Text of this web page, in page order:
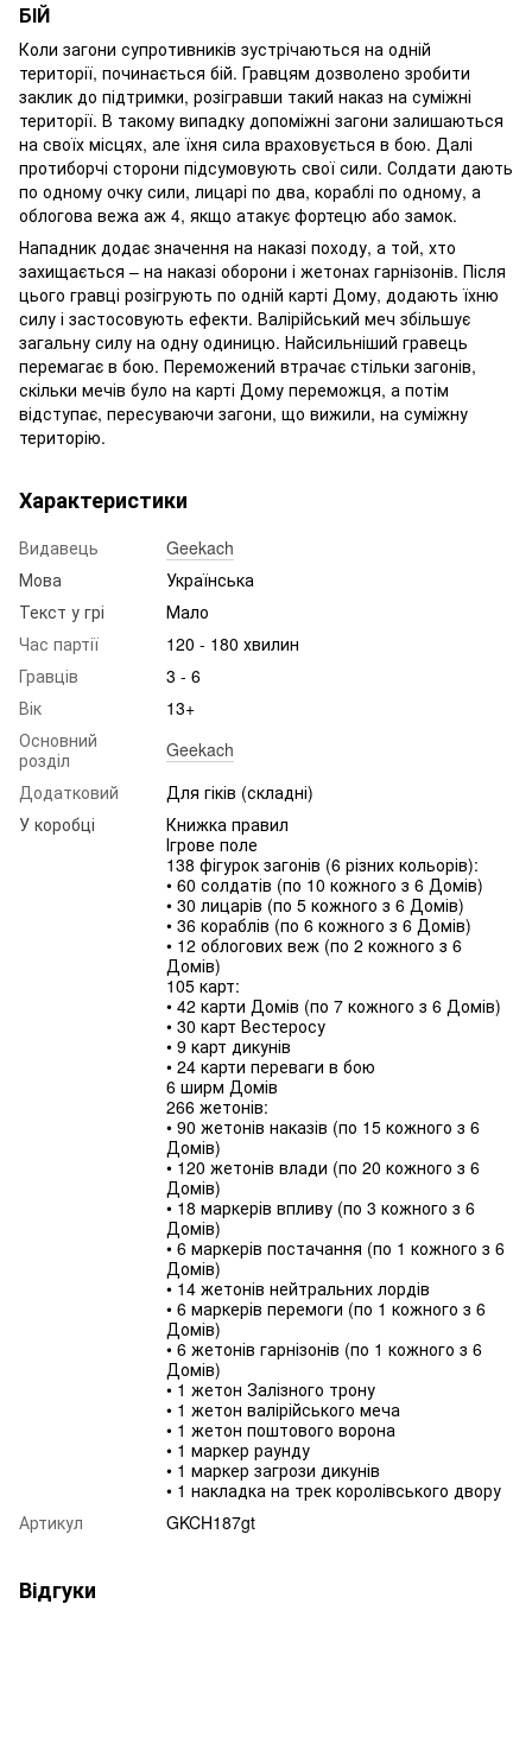
БІЙ
Коли загони супротивників зустрічаються на одній
території, починається бій. Гравцям дозволено зробити
заклик до підтримки, розігравши такий наказ на суміжні
території. В такому випадку допоміжні загони залишаються
на своїх місцях, але їхня сила враховується в бою. Далі
протиборчі сторони підсумовують свої сили. Солдати дають
по одному очку сили, лицарі по два, кораблі по одному, а
облогова вежа аж 4, якщо атакує фортецю або замок.
Нападник додає значення на наказі походу, а той, хто
захищається – на наказі оборони і жетонах гарнізонів. Після
цього гравці розігрують по одній карті Дому, додають їхню
силу і застосовують ефекти. Валірійський меч збільшує
загальну силу на одну одиницю. Найсильніший гравець
перемагає в бою. Переможений втрачає стільки загонів,
скільки мечів було на карті Дому переможця, а потім
відступає, пересуваючи загони, що вижили, на суміжну
територію.
Характеристики
Видавець
Geekach
Мова
Українська
Текст у грі
Мало
Час партії
120 - 180 хвилин
Гравців
3 - 6
Вік
13+
Основний
розділ
Geekach
Додатковий
Для гіків (складні)
У коробці
Книжка правил
Ігрове поле
138 фігурок загонів (6 різних кольорів):
• 60 солдатів (по 10 кожного з 6 Домів)
• 30 лицарів (по 5 кожного з 6 Домів)
• 36 кораблів (по 6 кожного з 6 Домів)
• 12 облогових веж (по 2 кожного з 6
Домів)
105 карт:
• 42 карти Домів (по 7 кожного з 6 Домів)
• 30 карт Вестеросу
• 9 карт дикунів
• 24 карти переваги в бою
6 ширм Домів
266 жетонів:
• 90 жетонів наказів (по 15 кожного з 6
Домів)
• 120 жетонів влади (по 20 кожного з 6
Домів)
• 18 маркерів впливу (по 3 кожного з 6
Домів)
• 6 маркерів постачання (по 1 кожного з 6
Домів)
• 14 жетонів нейтральних лордів
• 6 маркерів перемоги (по 1 кожного з 6
Домів)
• 6 жетонів гарнізонів (по 1 кожного з 6
Домів)
• 1 жетон Залізного трону
• 1 жетон валірійського меча
• 1 жетон поштового ворона
• 1 маркер раунду
• 1 маркер загрози дикунів
• 1 накладка на трек королівського двору
Артикул
GKCH187gt
Відгуки